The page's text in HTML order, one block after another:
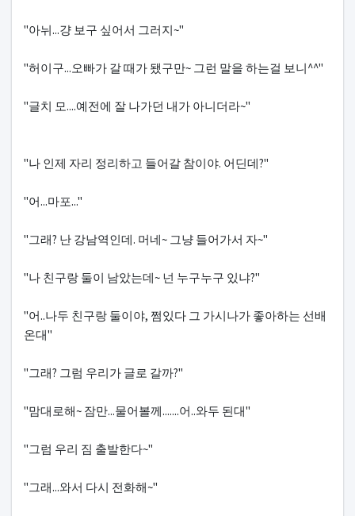
"아뉘...걍 보구 싶어서 그러지~"
"허이구...오빠가 갈 때가 됐구만~ 그런 말을 하는걸 보니^^"
"글치 모....예전에 잘 나가던 내가 아니더라~"
"나 인제 자리 정리하고 들어갈 참이야. 어딘데?"
"어...마포..."
"그래? 난 강남역인데. 머네~ 그냥 들어가서 자~"
"나 친구랑 둘이 남았는데~ 넌 누구누구 있냐?"
"어..나두 친구랑 둘이야, 쩜있다 그 가시나가 좋아하는 선배
온대"
"그래? 그럼 우리가 글로 갈까?"
"맘대로해~ 잠만...물어볼께.......어..와두 된대"
"그럼 우리 짐 출발한다~"
"그래...와서 다시 전화해~"